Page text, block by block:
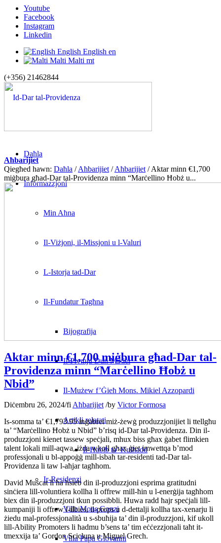
Youtube
Facebook
Instagram
Linkedin
English English en
Malti Malti mt
(+356) 21462844
Daħla
Informazzjoni
Min Aħna
Il-Viżjoni, il-Missjoni u l-Valuri
L-Istorja tad-Dar
Il-Fundatur Tagħna
Bijografija
Il-Premju Dun Mikiel
Il-Mużew f’Ġieħ Mons. Mikiel Azzopardi
Artikli relatati
Il-Ħabib ta’ Kulħadd
Ir-Residenzi
Villa Mons Gonzi
Villa Papa Giovanni
Aħbarijiet
Qiegħed hawn: Daħla / Aħbarijiet / Aħbarijiet / Aktar minn €1,700
miġbura għad-Dar tal-Providenza minn “Marċellino Ħobż u...
Aktar minn €1,700 miġbura għad-Dar tal-
Providenza minn “Marċellino Ħobż u
Nbid”
Diċembru 26, 2024/fi Aħbarijiet /by Victor Formosa
Is-somma ta’ €1,793.95 inġabret miż-żewġ produzzjonijiet li ttellgħu
ta’ “Marċellino Ħobż u Nbid” b’risq id-Dar tal-Providenza. Din il-
produzzjoni kienet tassew speċjali, mhux biss għax ġabet flimkien
talent lokali mill-aqwa, iżda wkoll għax ġiet imwettqa b’mod
professjonali u bl-appoġġ mill-isbaħ tar-residenti tad-Dar tal-
Providenza li taw l-aħjar tagħhom.
David Muscat li ħa ħsieb din il-produzzjoni esprima gratitudni
sinċiera lill-voluntiera kollha li offrew mill-ħin u l-enerġija tagħhom
biex din il-produzzjoni tkun possibbli. Huwa radd ħajr speċjali lill-
kumpaniji li offrew l-ilbies, il-props u d-dettalji kollha tax-xenarju li
żiedu mal-professjonalità u s-sbuħija ta’ din il-produzzjoni, kif ukoll
lill-Ability Promoters li ħadmu b’sens ta’ tim eċċezzjonali taħt it-
tmexxija ta’ Gordon Scicluna u Miguel Grech.